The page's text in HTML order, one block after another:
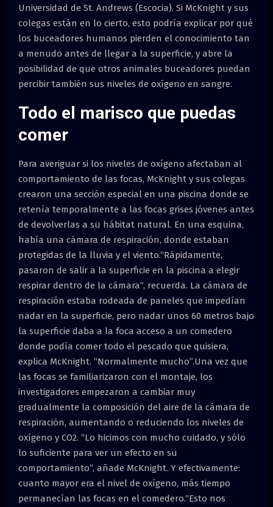
Universidad de St. Andrews (Escocia). Si McKnight y sus
colegas están en lo cierto, esto podría explicar por qué
los buceadores humanos pierden el conocimiento tan
a menudo antes de llegar a la superficie, y abre la
posibilidad de que otros animales buceadores puedan
percibir también sus niveles de oxígeno en sangre.
Todo el marisco que puedas
comer
Para averiguar si los niveles de oxígeno afectaban al
comportamiento de las focas, McKnight y sus colegas
crearon una sección especial en una piscina donde se
retenía temporalmente a las focas grises jóvenes antes
de devolverlas a su hábitat natural. En una esquina,
había una cámara de respiración, donde estaban
protegidas de la lluvia y el viento.“Rápidamente,
pasaron de salir a la superficie en la piscina a elegir
respirar dentro de la cámara”, recuerda. La cámara de
respiración estaba rodeada de paneles que impedían
nadar en la superficie, pero nadar unos 60 metros bajo
la superficie daba a la foca acceso a un comedero
donde podía comer todo el pescado que quisiera,
explica McKnight. “Normalmente mucho”.Una vez que
las focas se familiarizaron con el montaje, los
investigadores empezaron a cambiar muy
gradualmente la composición del aire de la cámara de
respiración, aumentando o reduciendo los niveles de
oxígeno y CO2. “Lo hicimos con mucho cuidado, y sólo
lo suficiente para ver un efecto en su
comportamiento”, añade McKnight. Y efectivamente:
cuanto mayor era el nivel de oxígeno, más tiempo
permanecían las focas en el comedero.“Esto nos